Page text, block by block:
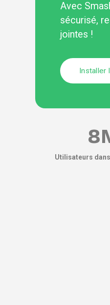
Avec
sécurisé,
jointes !
Installer
Utilisateurs